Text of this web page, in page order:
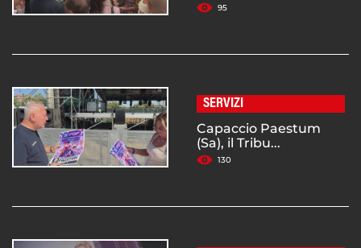
95
SERVIZI
Capaccio Paestum
(Sa), il Tribu...
130